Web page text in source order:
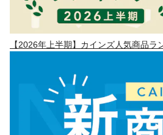
【2026年上半期】カインズ人気商品ラ